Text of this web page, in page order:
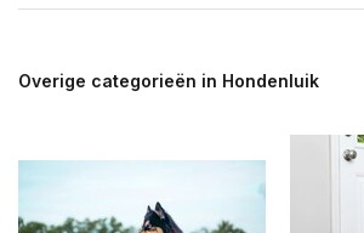
Overige categorieën in Hondenluik